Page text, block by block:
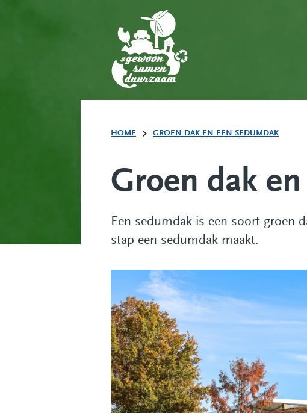
HOME GROEN DAK EN EEN SEDUMDAK
Groen dak
Een sedumdak is een soort groen
stap een sedumdak maakt.